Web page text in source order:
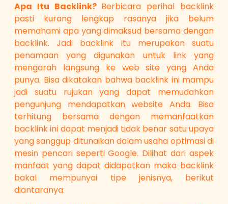
Apa Itu Backlink? Berbicara perihal backlink
pasti kurang lengkap rasanya jika belum
memahami apa yang dimaksud bersama dengan
backlink. Jadi backlink itu merupakan suatu
penamaan yang digunakan untuk link yang
mengarah langsung ke web site yang Anda
punya. Bisa dikatakan bahwa backlink ini mampu
jadi suatu rujukan yang dapat memudahkan
pengunjung mendapatkan website Anda. Bisa
terhitung bersama dengan memanfaatkan
backlink ini dapat menjadi tidak benar satu upaya
yang sanggup ditunaikan dalam usaha optimasi di
mesin pencari seperti Google. Dilihat dari aspek
manfaat yang dapat didapatkan maka backlink
bakal mempunyai tipe jenisnya, berikut
diantaranya: